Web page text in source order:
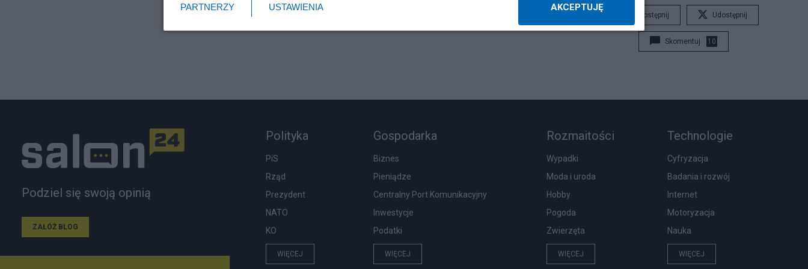
Udostępnij Udostępnij
Skomentuj 10
Podziel się swoją opinią
ZAŁÓŻ BLOG
Polityka
PiS
Rząd
Prezydent
NATO
KO
WIĘCEJ
Gospodarka
Biznes
Pieniądze
Centralny Port Komunikacyjny
Inwestycje
Podatki
WIĘCEJ
Rozmaitości
Wypadki
Moda i uroda
Hobby
Pogoda
Zwierzęta
WIĘCEJ
Technologie
Cyfryzacja
Badania i rozwój
Internet
Motoryzacja
Nauka
WIĘCEJ
PARTNERZY USTAWIENIA AKCEPTUJĘ